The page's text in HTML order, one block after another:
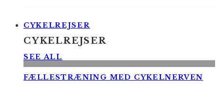
CYKELREJSER
CYKELREJSER
SEE ALL
FÆLLESTRÆNING MED CYKELNERVEN